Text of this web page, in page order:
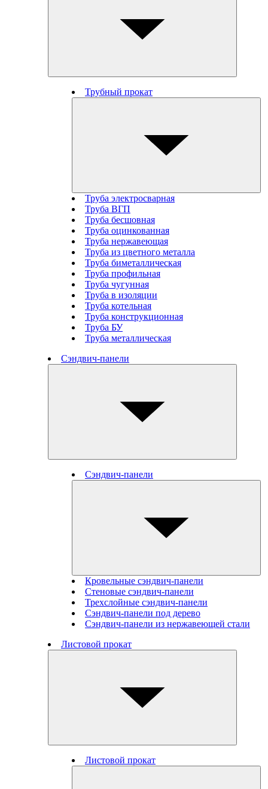
Трубный прокат
Труба электросварная
Труба ВГП
Труба бесшовная
Труба оцинкованная
Труба нержавеющая
Труба из цветного металла
Труба биметаллическая
Труба профильная
Труба чугунная
Труба в изоляции
Труба котельная
Труба конструкционная
Труба БУ
Труба металлическая
Сэндвич-панели
Сэндвич-панели
Кровельные сэндвич-панели
Стеновые cэндвич-панели
Трехслойные сэндвич-панели
Сэндвич-панели под дерево
Сэндвич-панели из нержавеющей стали
Листовой прокат
Листовой прокат